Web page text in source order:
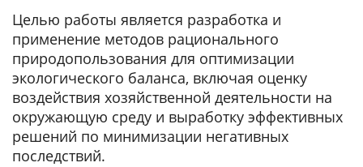
Целью работы является разработка и
применение методов рационального
природопользования для оптимизации
экологического баланса, включая оценку
воздействия хозяйственной деятельности на
окружающую среду и выработку эффективных
решений по минимизации негативных
последствий.